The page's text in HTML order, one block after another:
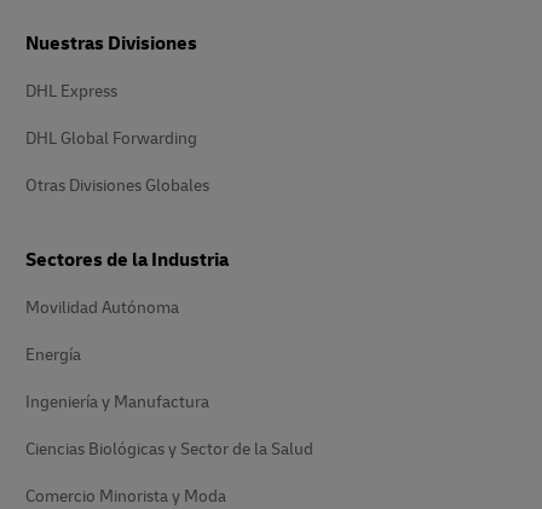
Nuestras Divisiones
DHL Express
DHL Global Forwarding
Otras Divisiones Globales
Sectores de la Industria
Movilidad Autónoma
Energía
Ingeniería y Manufactura
Ciencias Biológicas y Sector de la Salud
Comercio Minorista y Moda